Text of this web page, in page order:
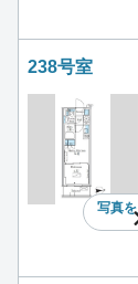
238号室
写真を